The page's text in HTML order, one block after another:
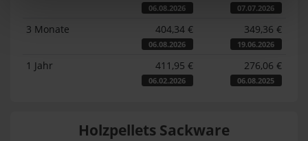
06.08.2026 07.07.2026
3 Monate 404,34 €
06.08.2026
349,36 €
19.06.2026
1 Jahr 411,95 €
06.02.2026
276,06 €
06.08.2025
Holzpellets Sackware